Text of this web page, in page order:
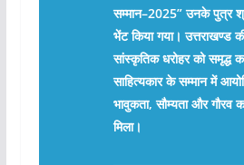
सम्मान–2025”उनके पुत्र
भेंट किया गया। उत्तराखण्ड
सांस्कृतिक धरोहर को समृद्ध
साहित्यकार के सम्मान में
भावुकता, सौम्यता और
मिला।